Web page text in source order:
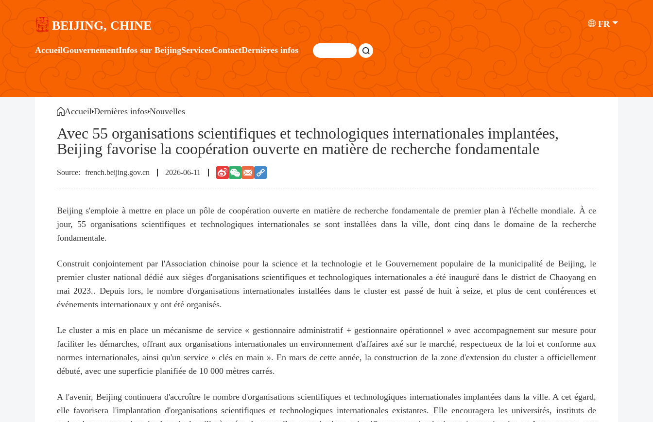
BEIJING, CHINE FR
AccueilGouvernementInfos sur BeijingServicesContactDernières infos
Accueil Dernières infos Nouvelles
Avec 55 organisations scientifiques et technologiques internationales implantées,
Beijing favorise la coopération ouverte en matière de recherche fondamentale
french.beijing.gov.cn 2026-06-11
Beijing s'emploie à mettre en place un pôle de coopération ouverte en matière de recherche fondamentale de premier plan à l'échelle mondiale. À ce
jour, 55 organisations scientifiques et technologiques internationales se sont installées dans la ville, dont cinq dans le domaine de la recherche
fondamentale.
Construit conjointement par l'Association chinoise pour la science et la technologie et le Gouvernement populaire de la municipalité de Beijing, le
premier cluster national dédié aux sièges d'organisations scientifiques et technologiques internationales a été inauguré dans le district de Chaoyang en
mai 2023.. Depuis lors, le nombre d'organisations internationales installées dans le cluster est passé de huit à seize, et plus de cent conférences et
événements internationaux y ont été organisés.
Le cluster a mis en place un mécanisme de service « gestionnaire administratif + gestionnaire opérationnel » avec accompagnement sur mesure pour
faciliter les démarches, offrant aux organisations internationales un environnement d'affaires axé sur le marché, respectueux de la loi et conforme aux
normes internationales, ainsi qu'un service « clés en main ». En mars de cette année, la construction de la zone d'extension du cluster a officiellement
débuté, avec une superficie planifiée de 10 000 mètres carrés.
A l'avenir, Beijing continuera d'accroître le nombre d'organisations scientifiques et technologiques internationales implantées dans la ville. A cet égard,
elle favorisera l'implantation d'organisations scientifiques et technologiques internationales existantes. Elle encouragera les universités, instituts de